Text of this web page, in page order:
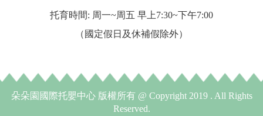
托育時間: 周一~周五 早上7:30~下午7:00
（國定假日及休補假除外）
朵朵園國際托嬰中心 版權所有 @ Copyright 2019 . All Rights
Reserved.